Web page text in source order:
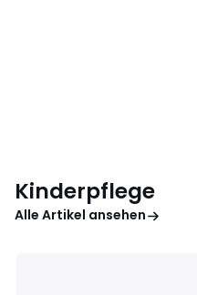
Kinderpflege
Alle Artikel ansehen